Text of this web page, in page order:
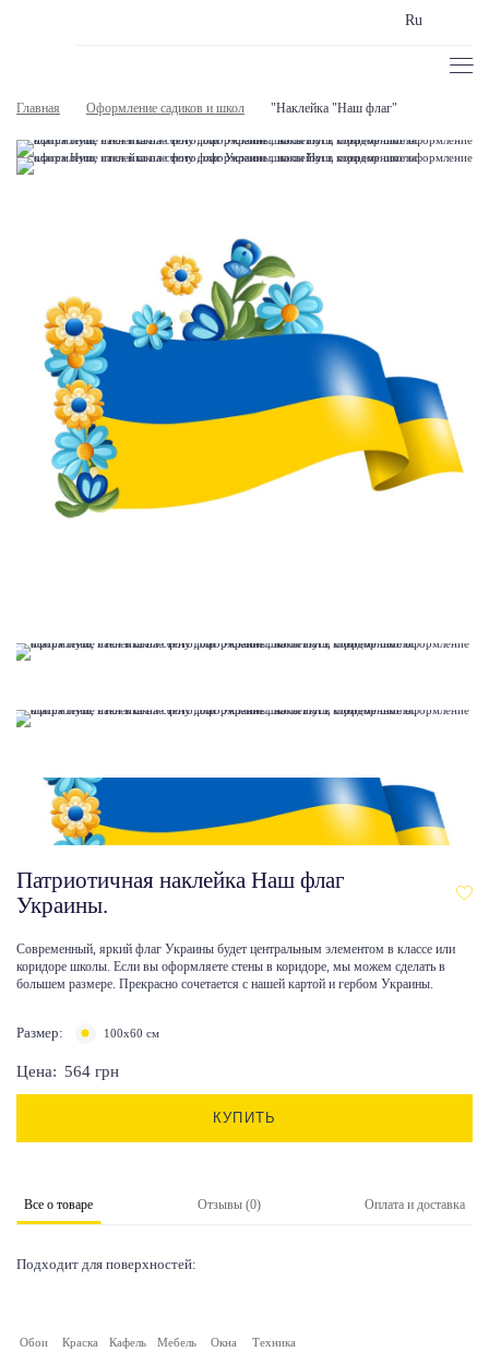
Ru
Главная Оформление садиков и школ "Наклейка "Наш флаг"
Патриотичная наклейка Наш флаг
Украины.
Современный, яркий флаг Украины будет центральным элементом в классе или
коридоре школы. Если вы оформляете стены в коридоре, мы можем сделать в
большем размере. Прекрасно сочетается с нашей картой и гербом Украины.
Размер: 100х60 см
Цена: 564 грн
КУПИТЬ
Все о товаре Отзывы (0) Оплата и доставка
Подходит для поверхностей:
Обои Краска Кафель Мебель Окна Техника